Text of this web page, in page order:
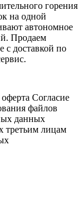
горения
на одной
автономное
Продаем
с доставкой по
Согласие
файлов
данных
третьим лицам